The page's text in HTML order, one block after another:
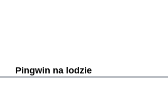
Pingwin na lodzie